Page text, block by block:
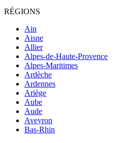
RÉGIONS
Ain
Aisne
Allier
Alpes-de-Haute-Provence
Alpes-Maritimes
Ardèche
Ardennes
Ariège
Aube
Aude
Aveyron
Bas-Rhin